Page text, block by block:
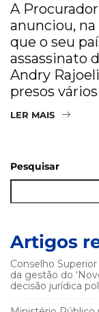
A
anunciou,
que o seu
assassinato
Andry
presos
LER MAIS
Pesquisar
Artigos
Conselho
da gestão do
decisão jurídica